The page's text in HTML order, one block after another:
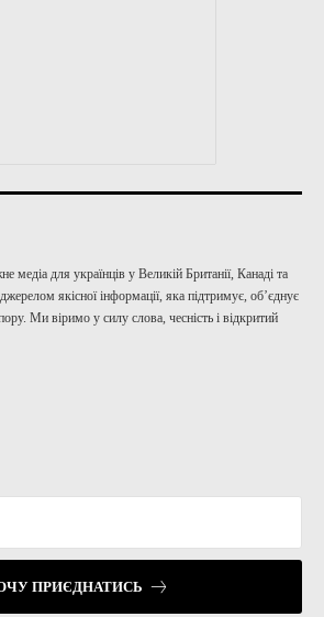
для українців у Великій Британії, Канаді та
якісної інформації, яка підтримує, об’єднує
Ми віримо у силу слова, чесність і відкритий
ПРИЄДНАТИСЬ